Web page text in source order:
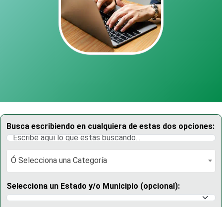
Busca escribiendo en cualquiera de estas dos opciones:
Ó Selecciona una Categoría
Ó Selecciona una Categoría
Selecciona un Estado y/o Municipio (opcional):
Selecciona un Estado